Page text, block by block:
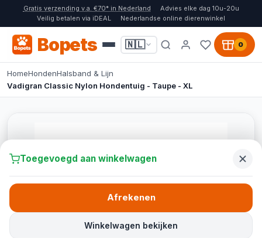
Gratis verzending v.a. €70* in Nederland
Advies elke dag 10u-20u
Veilig betalen via iDEAL
Nederlandse online dierenwinkel
Bopets 🇳🇱 0
HomeHondenHalsband & Lijn
Vadigran Classic Nylon Hondentuig - Taupe - XL
Toegevoegd aan winkelwagen
Winkelwagen bekijken
Afrekenen